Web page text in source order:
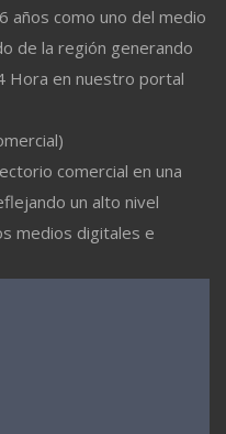
años como uno del medio
de la región generando
Hora en nuestro portal
comercial en una
un alto nivel
medios digitales e